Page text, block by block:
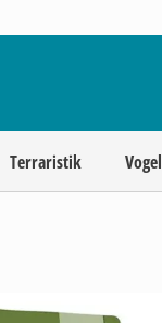
Terraristik Vogel